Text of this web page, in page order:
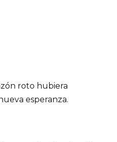
roto hubiera
esperanza.